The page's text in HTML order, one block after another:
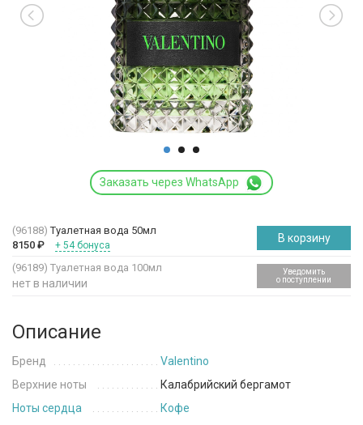
Заказать через WhatsApp
(96188) Туалетная вода 50мл
8150 ₽ + 54 бонуса
В корзину
(96189) Туалетная вода 100мл
нет в наличии
Уведомить
о поступлении
Описание
Бренд
Valentino
Верхние ноты
Калабрийский бергамот
Ноты сердца
Кофе